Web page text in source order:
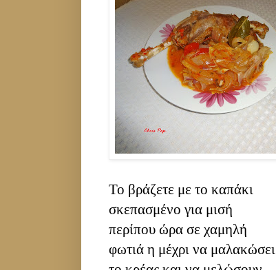
Το βράζετε με το καπάκι
σκεπασμένο για μισή
περίπου ώρα σε χαμηλή
φωτιά η μέχρι να μαλακώσει